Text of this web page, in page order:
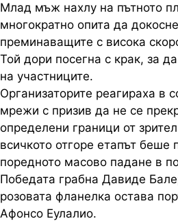
Млад мъж нахлу на пътното
многократно опита да
преминаващите с висока
Той дори посегна с крак, за
на участниците.
Организаторите реагираха в
мрежи с призив да не се
определени граници от
всичкото отгоре етапът беше
поредното масово падане в
Победата грабна Давиде
розовата фланелка остава
Афонсо Еулалио.